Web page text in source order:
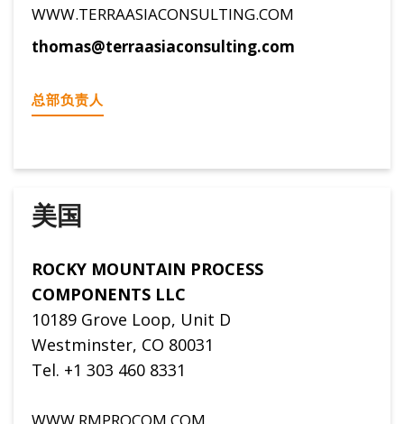
WWW.TERRAASIACONSULTING.COM
thomas@terraasiaconsulting.com
总部负责人
美国
ROCKY MOUNTAIN PROCESS
COMPONENTS LLC
10189 Grove Loop, Unit D
Westminster, CO 80031
Tel. +1 303 460 8331